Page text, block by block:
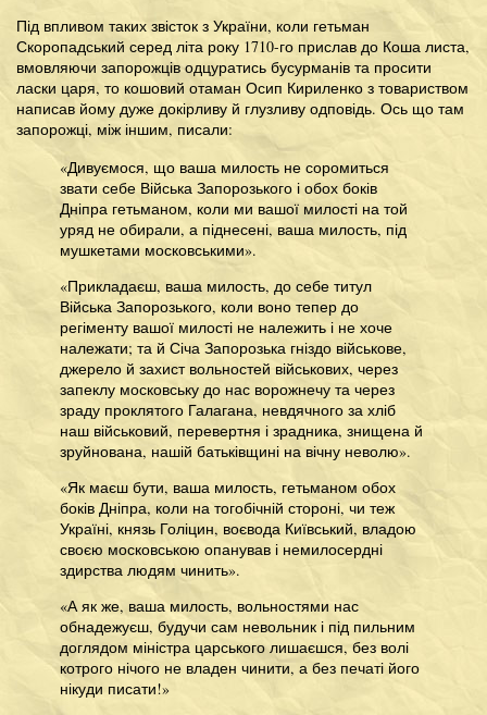
Під впливом таких звісток з України, коли гетьман
Скоропадський серед літа року 1710-го прислав до Коша листа,
вмовляючи запорожців одцуратись бусурманів та просити
ласки царя, то кошовий отаман Осип Кириленко з товариством
написав йому дуже докірливу й глузливу одповідь. Ось що там
запорожці, між іншим, писали:
«Дивуємося, що ваша милость не соромиться
звати себе Війська Запорозького і обох боків
Дніпра гетьманом, коли ми вашої милості на той
уряд не обирали, а піднесені, ваша милость, під
мушкетами московськими».
«Прикладаєш, ваша милость, до себе титул
Війська Запорозького, коли воно тепер до
регіменту вашої милості не належить і не хоче
належати; та й Січа Запорозька гніздо військове,
джерело й захист вольностей військових, через
запеклу московську до нас ворожнечу та через
зраду проклятого Галагана, невдячного за хліб
наш військовий, перевертня і зрадника, знищена й
зруйнована, нашій батьківщині на вічну неволю».
«Як маєш бути, ваша милость, гетьманом обох
боків Дніпра, коли на тогобічній стороні, чи теж
Україні, князь Голіцин, воєвода Київський, владою
своєю московською опанував і немилосердні
здирства людям чинить».
«А як же, ваша милость, вольностями нас
обнадежуєш, будучи сам невольник і під пильним
доглядом міністра царського лишаєшся, без волі
котрого нічого не владен чинити, а без печаті його
нікуди писати!»